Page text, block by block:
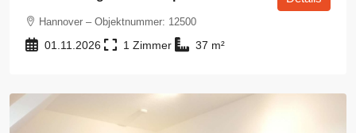
Hannover – Objektnummer: 12500
01.11.2026 1 37 m²